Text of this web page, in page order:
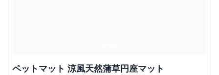
ペットマット 涼風天然蒲草円座マット